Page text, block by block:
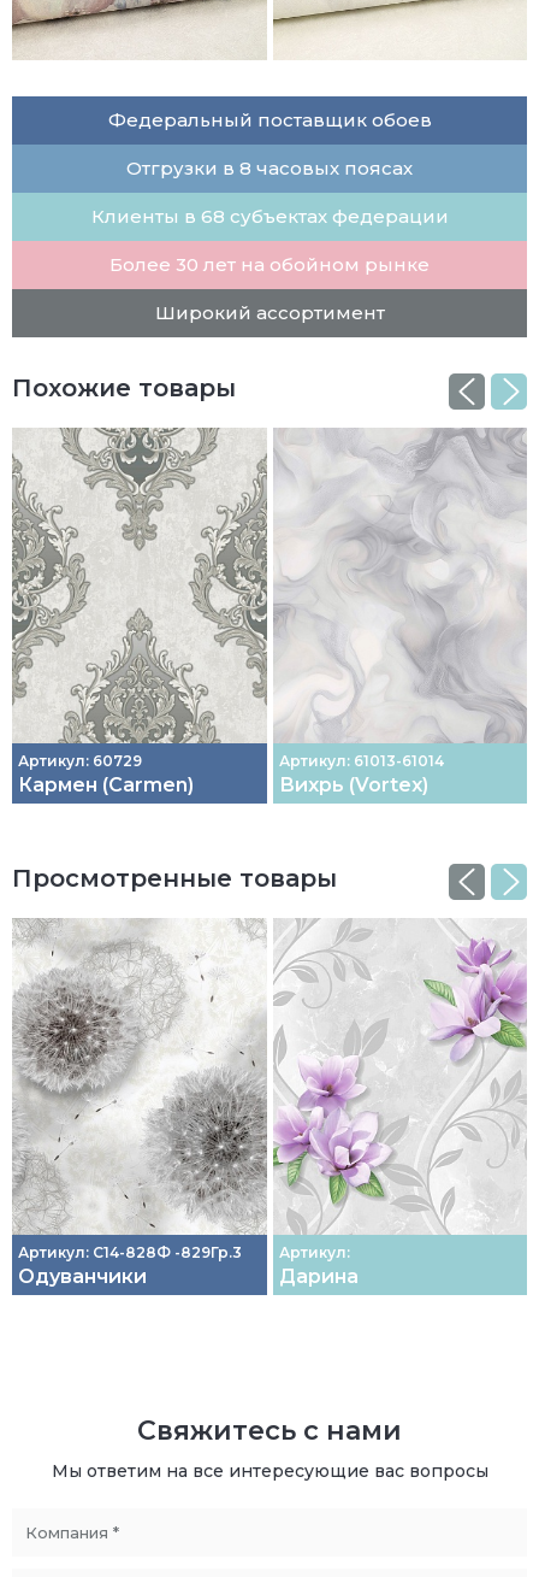
Федеральный поставщик обоев
Отгрузки в 8 часовых поясах
Клиенты в 68 субъектах федерации
Более 30 лет на обойном рынке
Широкий ассортимент
Похожие товары
Артикул: 60729
Кармен (Carmen)
Артикул: 61013-61014
Вихрь (Vortex)
Просмотренные товары
Артикул: С14-828Ф -829Гр.3
Одуванчики
Артикул:
Дарина
Свяжитесь с нами
Мы ответим на все интересующие вас вопросы